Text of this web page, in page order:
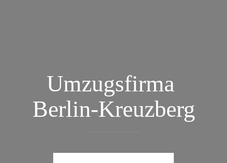
Umzugsfirma
Berlin-Kreuzberg